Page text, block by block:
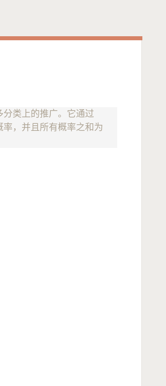
类上的推广。它通过
，并且所有概率之和为